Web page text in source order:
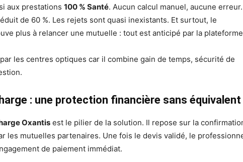
aux prestations 100 % Santé. Aucun calcul manuel, aucune
de 60 %. Les rejets sont quasi inexistants. Et surtout, le
plus à relancer une mutuelle : tout est anticipé par la
les centres optiques car il combine gain de temps, sécurité de
: une protection financière sans équivalent
Oxantis est le pilier de la solution. Il repose sur la
les mutuelles partenaires. Une fois le devis validé, le
de paiement immédiat.